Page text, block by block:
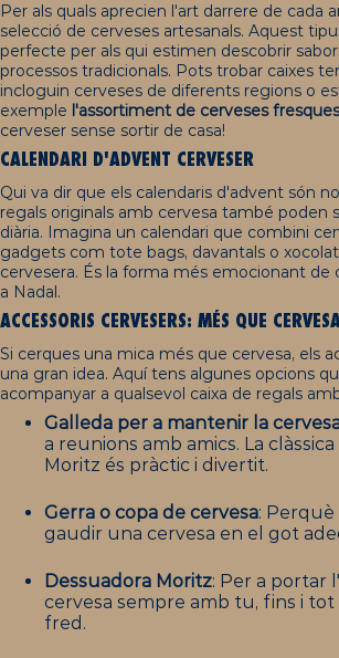
Per als quals aprecien l'art darrere de cada
selecció de cerveses artesanals. Aquest
perfecte per als qui estimen descobrir
processos tradicionals. Pots trobar caixes
incloguin cerveses de diferents regions o
exemple l'assortiment de cerveses
cerveser sense sortir de casa!
CALENDARI D'ADVENT CERVESER
Qui va dir que els calendaris d'advent són
regals originals amb cervesa també poden
diària. Imagina un calendari que combini
gadgets com tote bags, davantals o
cervesera. És la forma més emocionant de
a Nadal.
ACCESSORIS CERVESERS: MÉS QUE
Si cerques una mica més que cervesa, els
una gran idea. Aquí tens algunes opcions
acompanyar a qualsevol caixa de regals
Galleda per a mantenir la
a reunions amb amics. La
Moritz és pràctic i divertit.
Gerra o copa de cervesa: Perquè
gaudir una cervesa en el got
Dessuadora Moritz: Per a portar
cervesa sempre amb tu, fins i tot
fred.